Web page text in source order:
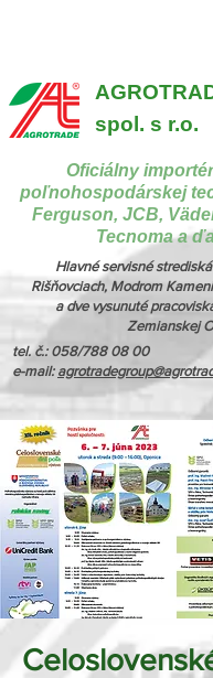
spol. s r.o.
Oficiálny
poľnohospodárskej
Ferguson, JCB,
Tecnoma a
Hlavné servisné
Rišňovciach, Modrom
a dve vysunuté
Zemianskej
tel. č.: 058/788 08 00
e-mail: